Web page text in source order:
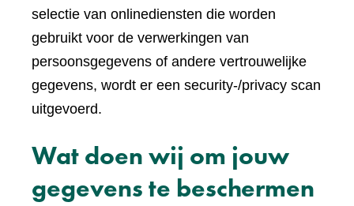
selectie van onlinediensten die worden
gebruikt voor de verwerkingen van
persoonsgegevens of andere vertrouwelijke
gegevens, wordt er een security-/privacy scan
uitgevoerd.
Wat doen wij om jouw
gegevens te beschermen